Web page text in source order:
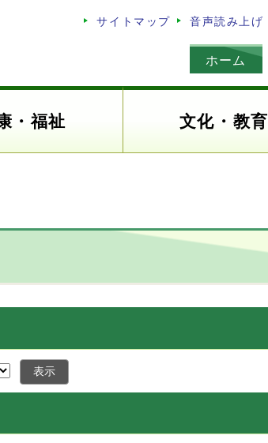
サイトマップ 音声読み上げ
ホーム
・福祉 文化・教育
表示